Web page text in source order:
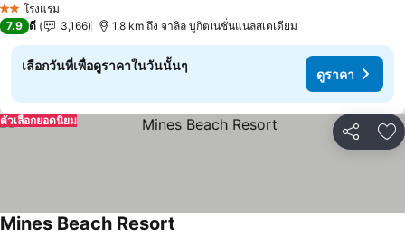
2 ดาวโรงแรม
7.9 ดี 3,166 1.8 km ถึง จาลิล บูกิตเนชั่นแนลสเตเดียม
เลือกวันที่เพื่อดูราคาในวันนั้นๆ
ดูราคา
แชร์ เ
ตัวเลือกยอดนิยม
Mines Beach Resort